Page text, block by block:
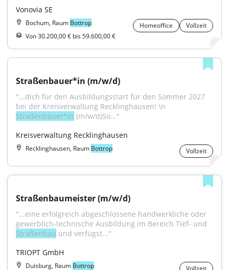
Vonovia SE
Bochum, Raum Bottrop Homeoffice
Vollzeit
Von 30.200,00 € bis 59.600,00 €
Straßenbauer*in (m/w/d)
"...dich für den Ausbildungsstart für den Sommer 2027
Straßenbauer*in (m/w/d)So..."
Kreisverwaltung Recklinghausen
Recklinghausen, Raum Bottrop Vollzeit
Straßenbaumeister (m/w/d)
"...eine erfolgreich abgeschlossene handwerkliche oder
Straßenbau und verfügst..."
TRIOPT GmbH
Duisburg, Raum Bottrop Vollzeit